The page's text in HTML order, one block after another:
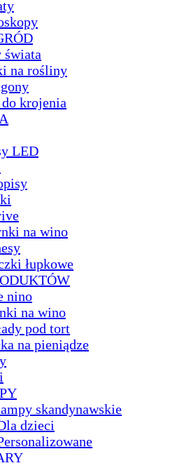
świata
na rośliny
krojenia
LED
na wino
łupkowe
nino
na wino
pod tort
na pieniądze
skandynawskie
dzieci